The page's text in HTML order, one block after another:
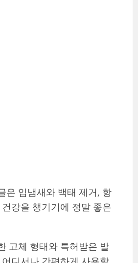
은 입냄새와 백태 제거, 항
강을 챙기기에 정말 좋은
고체 형태와 특허받은 발